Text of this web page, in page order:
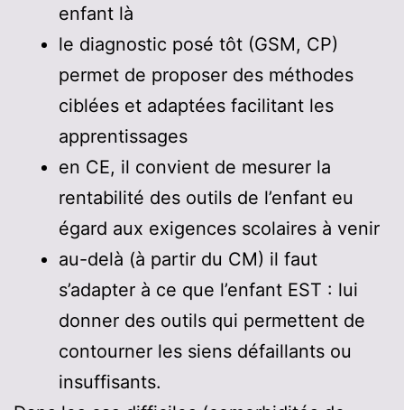
enfant là
le diagnostic posé tôt (GSM, CP)
permet de proposer des méthodes
ciblées et adaptées facilitant les
apprentissages
en CE, il convient de mesurer la
rentabilité des outils de l’enfant eu
égard aux exigences scolaires à venir
au-delà (à partir du CM) il faut
s’adapter à ce que l’enfant EST : lui
donner des outils qui permettent de
contourner les siens défaillants ou
insuffisants.